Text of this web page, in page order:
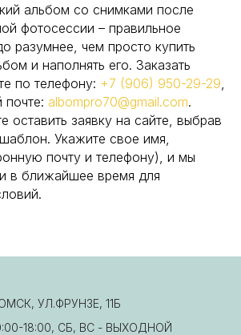
альбом со снимками после
фотосессии – правильное
разумнее, чем просто купить
и наполнять его. Заказать
по телефону: +7 (906) 950-29-29
почте: albompro70@gmail.com.
оставить заявку на сайте, выбрав
Укажите свое имя,
почту и телефону), и мы
в ближайшее время для
УЛ.ФРУНЗЕ, 11Б
18:00, СБ, ВС - ВЫХОДНОЙ